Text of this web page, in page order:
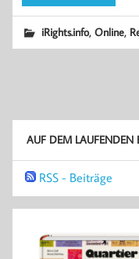
iRights.info,Online,
AUF DEM LAUFENDEN
RSS - Beiträge